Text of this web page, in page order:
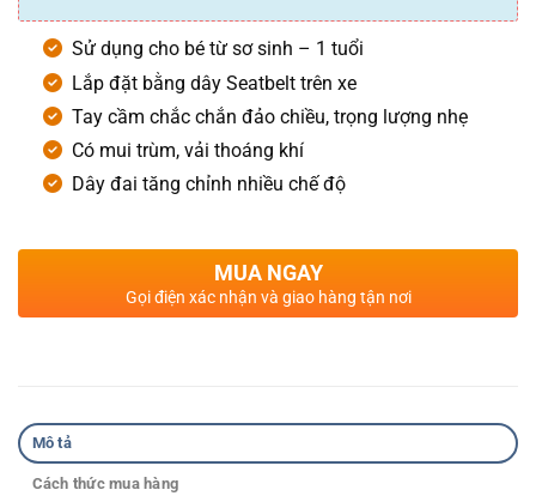
Sử dụng cho bé từ sơ sinh – 1 tuổi
Lắp đặt bằng dây Seatbelt trên xe
Tay cầm chắc chắn đảo chiều, trọng lượng nhẹ
Có mui trùm, vải thoáng khí
Dây đai tăng chỉnh nhiều chế độ
MUA NGAY
Gọi điện xác nhận và giao hàng tận nơi
Mô tả
Cách thức mua hàng